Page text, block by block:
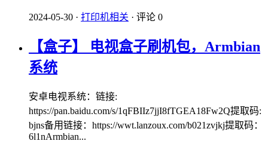
2024-05-30 · 打印机相关 · 评论 0
【盒子】 电视盒子刷机包，Armbian
系统
安卓电视系统：链接:
https://pan.baidu.com/s/1qFBIIz7jjI8fTGEA18Fw2Q提取码:
bjns备用链接：https://wwt.lanzoux.com/b021zvjkj提取码：
6l1nArmbian...